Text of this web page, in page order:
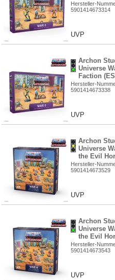
Hersteller-
5901414673314
UVP
Archon
Universe
Faction
Hersteller-
5901414673338
UVP
Archon
Universe
the Evil
Hersteller-
5901414673529
UVP
Archon
Universe
the Evil
Hersteller-
5901414673543
UVP